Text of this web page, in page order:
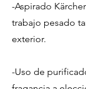
-Aspirado
trabajo pesado
exterior.
-Uso de